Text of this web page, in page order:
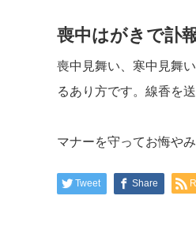
喪中はがきで訃
喪中見舞い、寒中見舞
るあり方です。線香を
マナーを守ってお悔や
Tweet Share